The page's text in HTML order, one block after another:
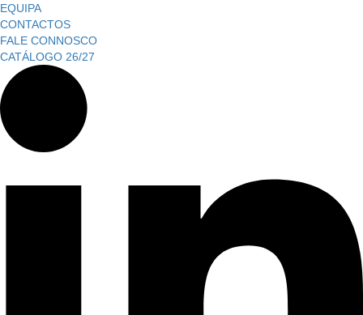
EQUIPA
CONTACTOS
FALE CONNOSCO
CATÁLOGO 26/27